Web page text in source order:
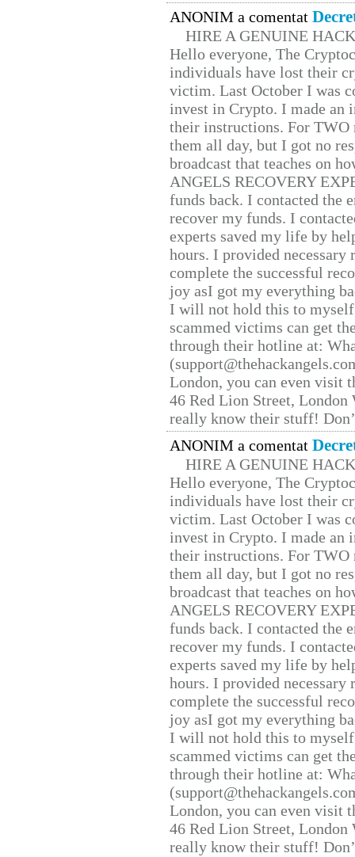
ANONIM a comentat
HIRE A GENUINE
Hello everyone, The
individuals have lost their
victim. Last October I was
invest in Crypto. I made
their instructions. For TWO
them all day, but I got no
broadcast that teaches on
ANGELS RECOVERY
funds back. I contacted the
recover my funds. I
experts saved my life by
hours. I provided
complete the successful
joy asI got my everything
I will not hold this to
scammed victims can get
through their hotline at:
London, you can even visit
46 Red Lion Street, London
really know their stuff!
ANONIM a comentat
HIRE A GENUINE
Hello everyone, The
individuals have lost their
victim. Last October I was
invest in Crypto. I made
their instructions. For TWO
them all day, but I got no
broadcast that teaches on
ANGELS RECOVERY
funds back. I contacted the
recover my funds. I
experts saved my life by
hours. I provided
complete the successful
joy asI got my everything
I will not hold this to
scammed victims can get
through their hotline at:
London, you can even visit
46 Red Lion Street, London
really know their stuff!